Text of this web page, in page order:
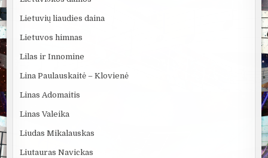
Lietuvių liaudies daina
Lietuvos himnas
Lilas ir Innomine
Lina Paulauskaitė – Klovienė
Linas Adomaitis
Linas Valeika
Liudas Mikalauskas
Liutauras Navickas